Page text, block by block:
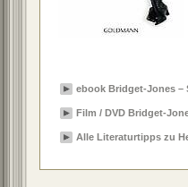
ebook Bridget-Jones –
Film / DVD Bridget-
Alle Literaturtipps zu